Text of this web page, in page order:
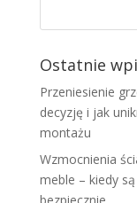
Ostatnie
Przeniesienie
decyzję i jak
montażu
Wzmocnienia
meble – kiedy
bezpiecznie